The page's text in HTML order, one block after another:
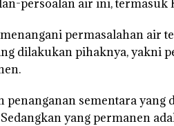
persoalan air ini, termasuk
permasalahan air
dilakukan pihaknya, yakni
penanganan sementara
yang permanen